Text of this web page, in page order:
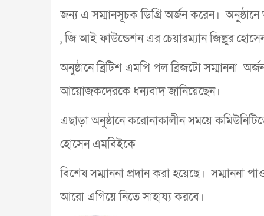
জন্য এ সম্মানসূচক ডিগ্রি অর্জন করেন। অনুষ্ঠানে
, জি আই ফাউন্ডেশন এর চেয়ারম্যান জিল্লুর
অনুষ্ঠানে ব্রিটিশ এমপি পল ব্রিজটো সম্মাননা
আয়োজকদেরকে ধন্যবাদ জানিয়েছেন।
এছাড়া অনুষ্ঠানে করোনাকালীন সময়ে
হোসেন এমবিইকে
বিশেষ সম্মাননা প্রদান করা হয়েছে। সম্মাননা
আরো এগিয়ে নিতে সাহায্য করবে।